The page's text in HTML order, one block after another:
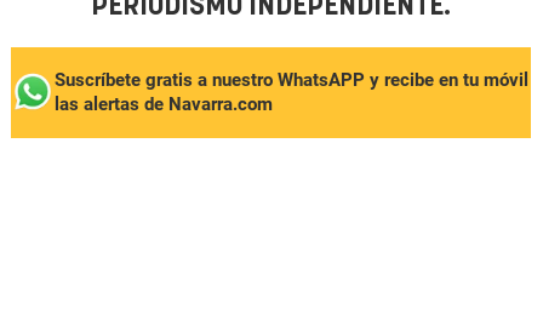
PERIODISMO INDEPENDIENTE.
Suscríbete gratis a nuestro WhatsAPP y recibe en tu móvil
las alertas de Navarra.com